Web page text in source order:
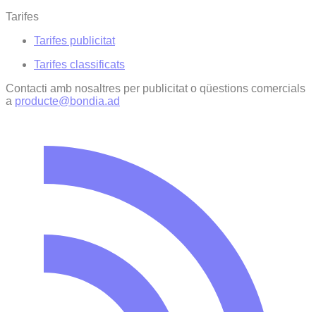
Tarifes
Tarifes publicitat
Tarifes classificats
Contacti amb nosaltres per publicitat o qüestions comercials
a producte@bondia.ad